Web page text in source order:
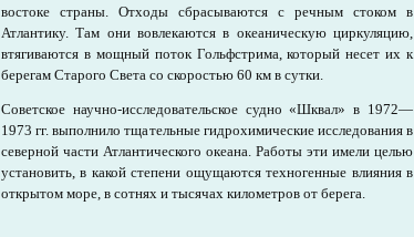
востоке страны. Отходы сбрасываются с речным стоком в
Атлантику. Там они вовлекаются в океаническую циркуляцию,
втягиваются в мощный поток Гольфстрима, который несет их к
берегам Старого Света со скоростью 60 км в сутки.
Советское научно-исследовательское судно «Шквал» в 1972—
1973 гг. выполнило тщательные гидрохимические исследования в
северной части Атлантического океана. Работы эти имели целью
установить, в какой степени ощущаются техногенные влияния в
открытом море, в сотнях и тысячах километров от берега.